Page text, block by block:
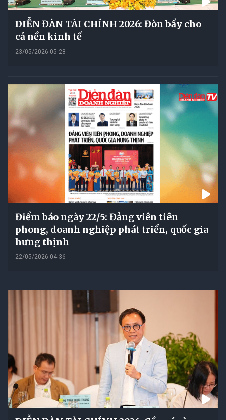
DIỄN ĐÀN TÀI CHÍNH 2026: Đòn bẩy cho
cả nền kinh tế
23/05/2026 05:28
Điểm báo ngày 22/5: Đảng viên tiên
phong, doanh nghiệp phát triển, quốc gia
hưng thịnh
22/05/2026 04:36